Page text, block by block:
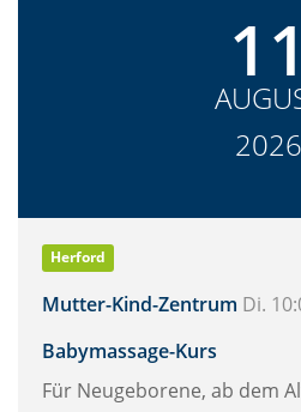
11
2026
Herford
Mutter-Kind-Zentrum Di.
Babymassage-Kurs
Für Neugeborene, ab dem